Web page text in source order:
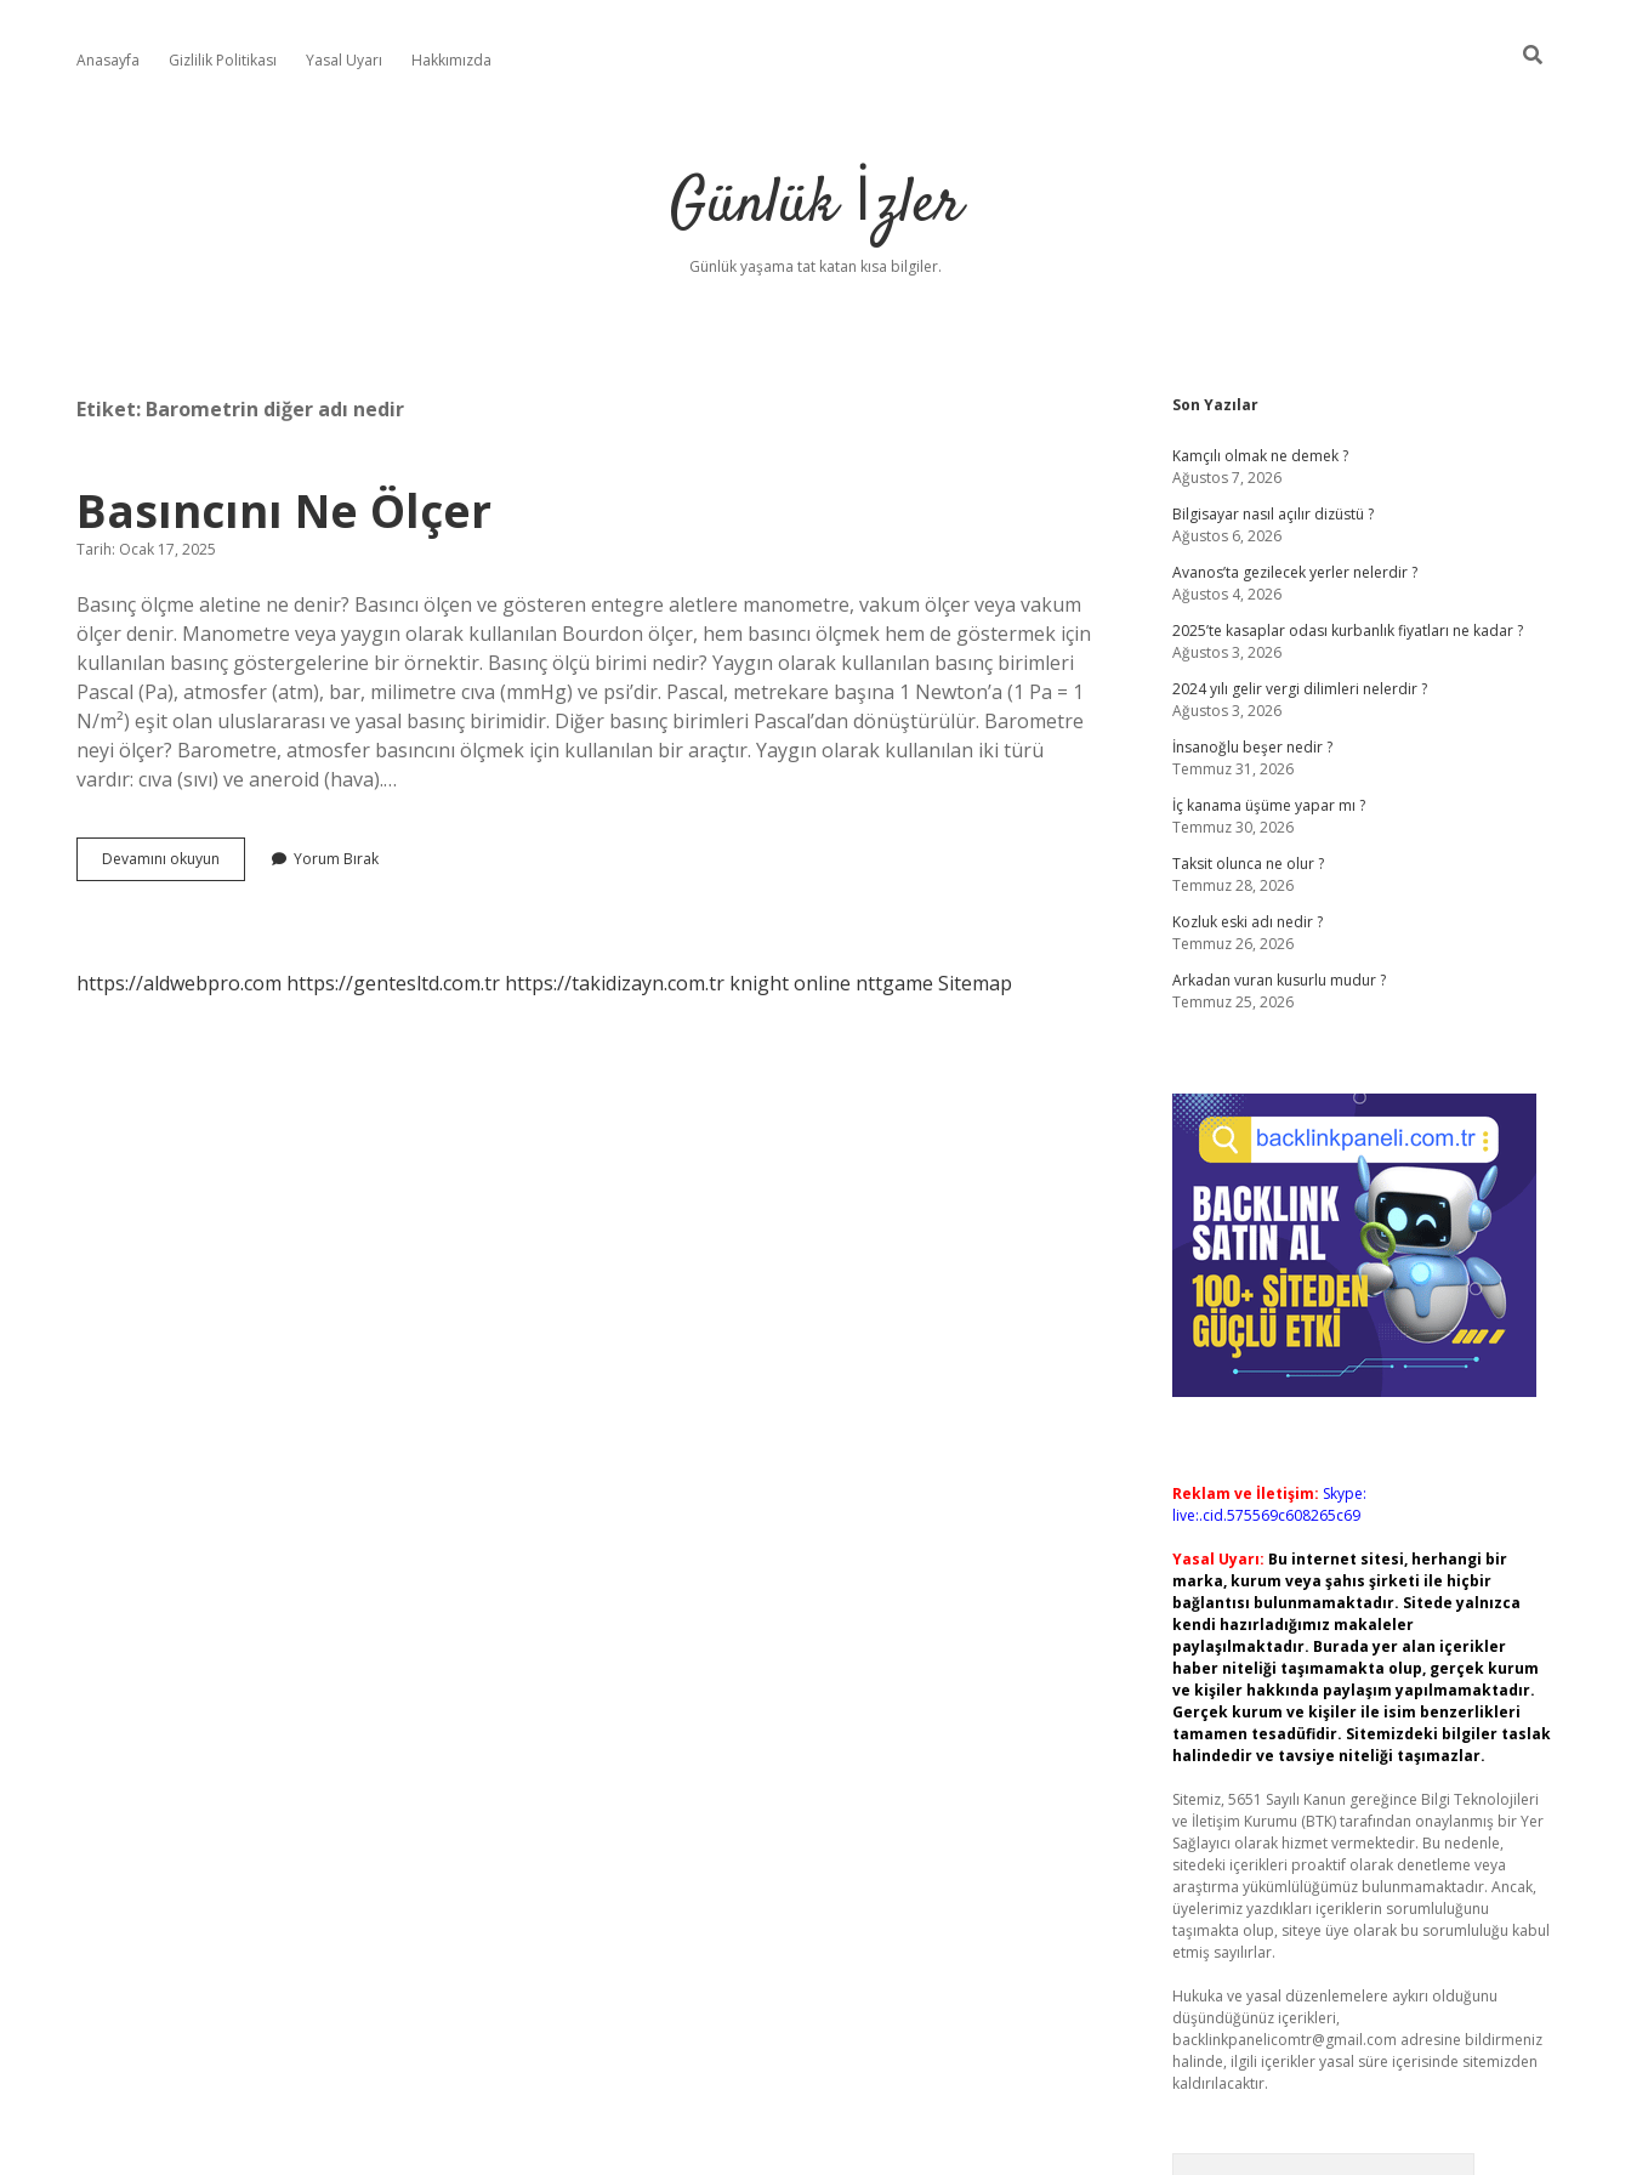
Anasayfa Gizlilik Politikası Yasal Uyarı Hakkımızda
Günlük İzler
Günlük yaşama tat katan kısa bilgiler.
Etiket: Barometrin diğer adı nedir
Basıncını Ne Ölçer
Tarih: Ocak 17, 2025
Basınç ölçme aletine ne denir? Basıncı ölçen ve gösteren entegre aletlere manometre, vakum ölçer veya vakum
ölçer denir. Manometre veya yaygın olarak kullanılan Bourdon ölçer, hem basıncı ölçmek hem de göstermek için
kullanılan basınç göstergelerine bir örnektir. Basınç ölçü birimi nedir? Yaygın olarak kullanılan basınç birimleri
Pascal (Pa), atmosfer (atm), bar, milimetre cıva (mmHg) ve psi’dir. Pascal, metrekare başına 1 Newton’a (1 Pa = 1
N/m²) eşit olan uluslararası ve yasal basınç birimidir. Diğer basınç birimleri Pascal’dan dönüştürülür. Barometre
neyi ölçer? Barometre, atmosfer basıncını ölçmek için kullanılan bir araçtır. Yaygın olarak kullanılan iki türü
vardır: cıva (sıvı) ve aneroid (hava).…
Devamını okuyun Basıncını
Ne
Yorum Bırak
https://aldwebpro.com https://gentesltd.com.tr https://takidizayn.com.tr knight online nttgame Sitemap
Sidebar
Son Yazılar
Kamçılı olmak ne demek ?
Ağustos 7, 2026
Bilgisayar nasıl açılır dizüstü ?
Ağustos 6, 2026
Avanos’ta gezilecek yerler nelerdir ?
Ağustos 4, 2026
2025’te kasaplar odası kurbanlık fiyatları ne kadar ?
Ağustos 3, 2026
2024 yılı gelir vergi dilimleri nelerdir ?
Ağustos 3, 2026
İnsanoğlu beşer nedir ?
Temmuz 31, 2026
İç kanama üşüme yapar mı ?
Temmuz 30, 2026
Taksit olunca ne olur ?
Temmuz 28, 2026
Kozluk eski adı nedir ?
Temmuz 26, 2026
Arkadan vuran kusurlu mudur ?
Temmuz 25, 2026
Reklam ve İletişim: Skype:
live:.cid.575569c608265c69
Yasal Uyarı: Bu internet sitesi, herhangi bir
marka, kurum veya şahıs şirketi ile hiçbir
bağlantısı bulunmamaktadır. Sitede yalnızca
kendi hazırladığımız makaleler
paylaşılmaktadır. Burada yer alan içerikler
haber niteliği taşımamakta olup, gerçek kurum
ve kişiler hakkında paylaşım yapılmamaktadır.
Gerçek kurum ve kişiler ile isim benzerlikleri
tamamen tesadüfidir. Sitemizdeki bilgiler taslak
halindedir ve tavsiye niteliği taşımazlar.
Sitemiz, 5651 Sayılı Kanun gereğince Bilgi Teknolojileri
ve İletişim Kurumu (BTK) tarafından onaylanmış bir Yer
Sağlayıcı olarak hizmet vermektedir. Bu nedenle,
sitedeki içerikleri proaktif olarak denetleme veya
araştırma yükümlülüğümüz bulunmamaktadır. Ancak,
üyelerimiz yazdıkları içeriklerin sorumluluğunu
taşımakta olup, siteye üye olarak bu sorumluluğu kabul
etmiş sayılırlar.
Hukuka ve yasal düzenlemelere aykırı olduğunu
düşündüğünüz içerikleri,
backlinkpanelicomtr@gmail.com adresine bildirmeniz
halinde, ilgili içerikler yasal süre içerisinde sitemizden
kaldırılacaktır.